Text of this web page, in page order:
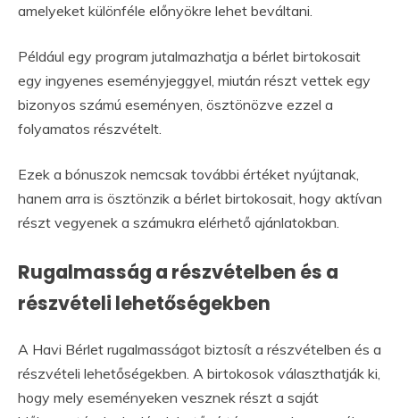
amelyeket különféle előnyökre lehet beváltani.
Például egy program jutalmazhatja a bérlet birtokosait
egy ingyenes eseményjeggyel, miután részt vettek egy
bizonyos számú eseményen, ösztönözve ezzel a
folyamatos részvételt.
Ezek a bónuszok nemcsak további értéket nyújtanak,
hanem arra is ösztönzik a bérlet birtokosait, hogy aktívan
részt vegyenek a számukra elérhető ajánlatokban.
Rugalmasság a részvételben és a
részvételi lehetőségekben
A Havi Bérlet rugalmasságot biztosít a részvételben és a
részvételi lehetőségekben. A birtokosok választhatják ki,
hogy mely eseményeken vesznek részt a saját